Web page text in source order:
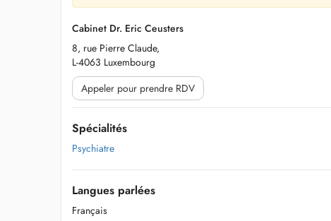
Cabinet Dr. Eric Ceusters
8, rue Pierre Claude,
L-4063 Luxembourg
Appeler pour prendre RDV
Spécialités
Psychiatre
Langues parlées
Français